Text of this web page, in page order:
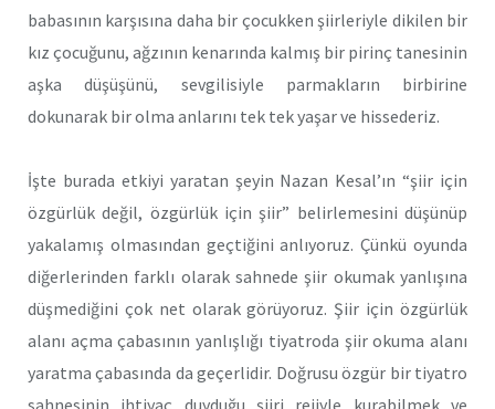
babasının karşısına daha bir çocukken şiirleriyle dikilen bir
kız çocuğunu, ağzının kenarında kalmış bir pirinç tanesinin
aşka düşüşünü, sevgilisiyle parmakların birbirine
dokunarak bir olma anlarını tek tek yaşar ve hissederiz.
İşte burada etkiyi yaratan şeyin Nazan Kesal’ın “şiir için
özgürlük değil, özgürlük için şiir” belirlemesini düşünüp
yakalamış olmasından geçtiğini anlıyoruz. Çünkü oyunda
diğerlerinden farklı olarak sahnede şiir okumak yanlışına
düşmediğini çok net olarak görüyoruz. Şiir için özgürlük
alanı açma çabasının yanlışlığı tiyatroda şiir okuma alanı
yaratma çabasında da geçerlidir. Doğrusu özgür bir tiyatro